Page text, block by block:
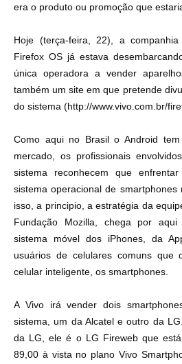
era o produto ou promoção que
Hoje (terça-feira, 22), a
Firefox OS já estava
única operadora a vender
também um site em que pretende
do sistema (http://www.vivo.com.br/
Como aqui no Brasil o Android
mercado, os profissionais
sistema reconhecem que
sistema operacional de
isso, a principio, a estratégia da
Fundação Mozilla, chega por
sistema móvel dos iPhones, da
usuários de celulares comuns que
celular inteligente, os smartphones.
A Vivo irá vender dois
sistema, um da Alcatel e outro da
da LG, ele é o LG Fireweb que
89,00 à vista no plano Vivo